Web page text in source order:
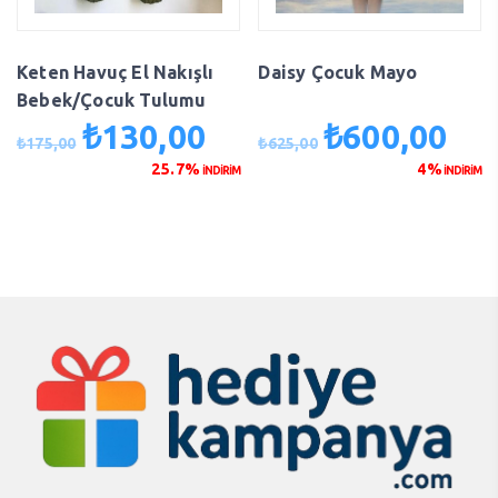
Keten Havuç El Nakışlı
Bebek/Çocuk Tulumu
₺175,00 Orijinal
₺130,00
andaki
25.7% İNDİRİM
Daisy Çocuk Mayo
₺625,00 Orijinal
₺600,00
4%İNDİRİM